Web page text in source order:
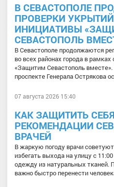
В СЕВАСТОПОЛЕ
ПРОВЕРКИ
ИНИЦИАТИВЫ
СЕВАСТОПОЛЬ
В Севастополе продолжаются
во всех районах города в
«Защитим Севастополь
проспекте Генерала Острякова
07 августа 2026 15:40
КАК ЗАЩИТИТЬ
РЕКОМЕНДАЦИИ
ВРАЧЕЙ
В жаркую погоду врачи
избегать выхода на улицу с
одежду из натуральных тканей.
важно быстро перенести